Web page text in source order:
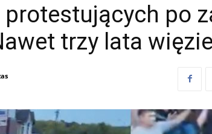
protestujących po
trzy lata